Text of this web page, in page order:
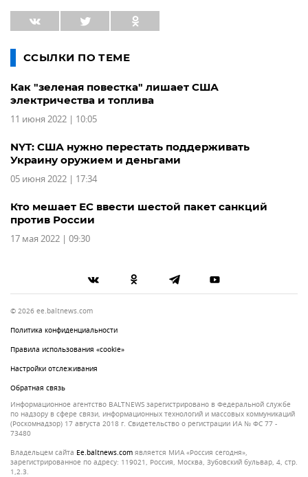
ССЫЛКИ ПО ТЕМЕ
Как "зеленая повестка" лишает США
электричества и топлива
11 июня 2022 | 10:05
NYT: США нужно перестать поддерживать
Украину оружием и деньгами
05 июня 2022 | 17:34
Кто мешает ЕС ввести шестой пакет санкций
против России
17 мая 2022 | 09:30
© 2026 ee.baltnews.com
Политика конфиденциальности
Правила использования «cookie»
Настройки отслеживания
Обратная связь
Информационное агентство BALTNEWS зарегистрировано в Федеральной службе
по надзору в сфере связи, информационных технологий и массовых коммуникаций
(Роскомнадзор) 17 августа 2018 г. Свидетельство о регистрации ИА № ФС 77 -
73480
Владельцем сайта
ee.baltnews.com является МИА «Россия сегодня»,
зарегистрированное по адресу: 119021, Россия, Москва, Зубовский бульвар, 4, стр.
1,2.3.